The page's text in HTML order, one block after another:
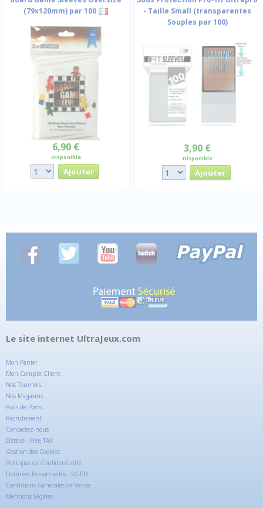
(79x120mm) par 100
6,90 €
Disponible
- Taille Small (transparentes
Souples par 100)
3,90 €
Disponible
Le site internet UltraJeux.com
Mon Panier
Mon Compte Client
Nos Tournois
Nos Magasins
Frais de Ports
Recrutement
Contactez-nous
Détaxe - Free TAX
Gestion des Cookies
Politique de Confidentialité
Données Personnelles - RGPD
Conditions Générales de Vente
Mentions Légales